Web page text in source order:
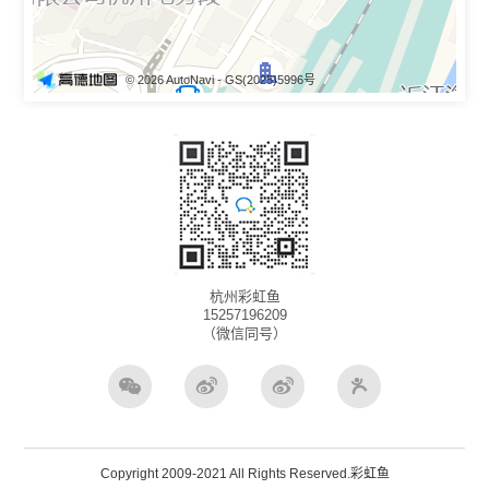
© 2026 AutoNavi- GS(2025)5996号
杭州彩虹鱼
15257196209
（微信同号）
Copyright 2009-2021 All Rights Reserved.彩虹鱼